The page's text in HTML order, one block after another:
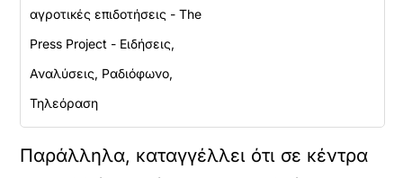
αγροτικές επιδοτήσεις - The
Press Project - Ειδήσεις,
Αναλύσεις, Ραδιόφωνο,
Τηλεόραση
Παράλληλα, καταγγέλλει ότι σε κέντρα